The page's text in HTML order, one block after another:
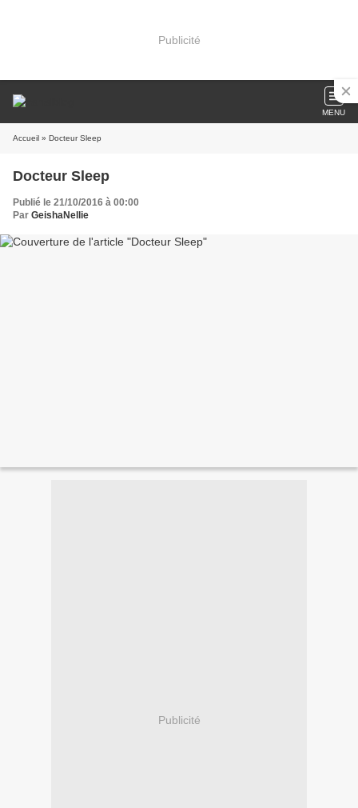
Publicité
MENU
Accueil » Docteur Sleep
Docteur Sleep
Publié le 21/10/2016 à 00:00
Par GeishaNellie
Publicité